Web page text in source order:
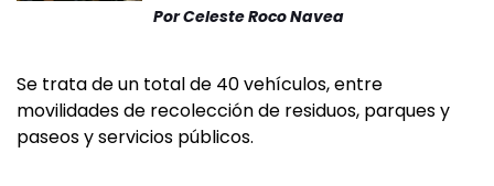
PorCeleste Roco Navea
Se trata de un total de 40 vehículos, entre
movilidades de recolección de residuos, parques y
paseos y servicios públicos.